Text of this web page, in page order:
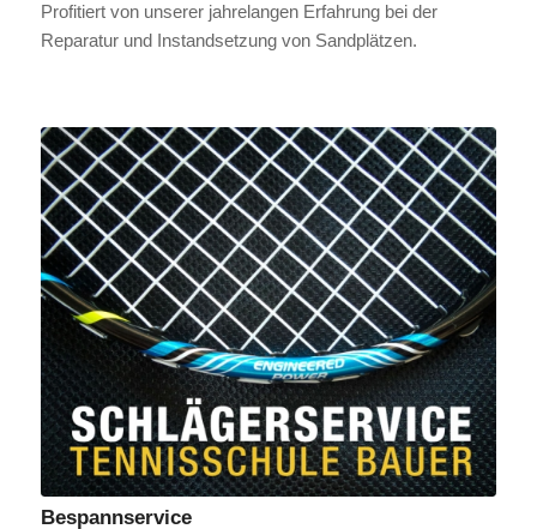
Profitiert von unserer jahrelangen Erfahrung bei der
Reparatur und Instandsetzung von Sandplätzen.
Bespannservice